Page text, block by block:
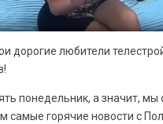
дорогие любители
понедельник, а значит, мы
самые горячие новости с